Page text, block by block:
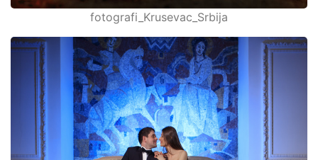
fotografi_Krusevac_Srbija